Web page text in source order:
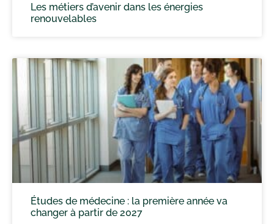
Les métiers d’avenir dans les énergies
renouvelables
Études de médecine : la première année va
changer à partir de 2027